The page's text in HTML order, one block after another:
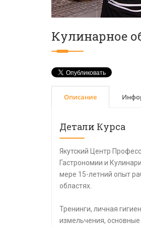
Кулинарное
Описание
Детали Курса
Якутский Центр
Гастрономии и
мере 15-летний опыт
областях.
Тренинги, личная
измельчения,